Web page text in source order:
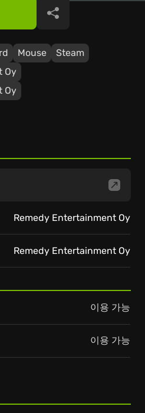
Mouse
Steam
Oy
Oy
공유
Remedy Entertainment Oy
Remedy Entertainment Oy
이용 가능
이용 가능